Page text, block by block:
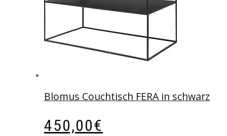
Blomus Couchtisch FERA in schwarz
450,00€